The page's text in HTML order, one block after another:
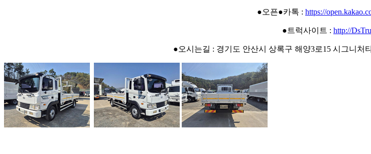
●오픈●카톡 : https://
●트럭사이트 : http://
●오시는길 : 경기도 안산시 상록구 해양3로15 시그니처